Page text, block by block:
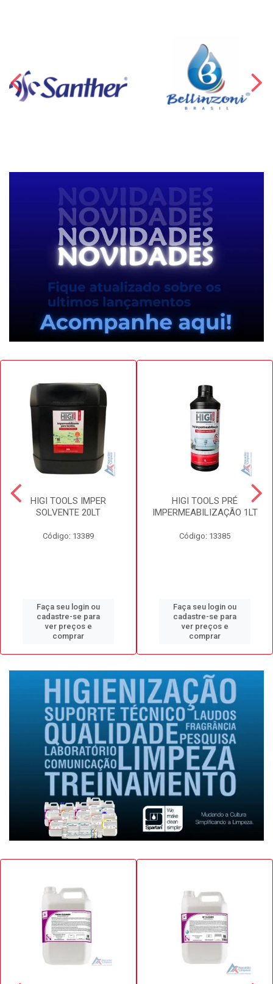
HIGI TOOLS IMPER
SOLVENTE 20LT
Código: 13389
Faça seu login ou
cadastre-se para
ver preços e
comprar
HIGI TOOLS PRÉ
IMPERMEABILIZAÇÃO 1LT
Código: 13385
Faça seu login ou
cadastre-se para
ver preços e
comprar